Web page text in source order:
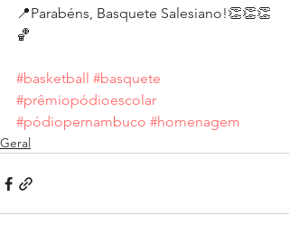
📍Parabéns, Basquete Salesiano!👏👏👏
🏀
#basketball #basquete
#prêmiopódioescolar
#pódiopernambuco #homenagem
Geral